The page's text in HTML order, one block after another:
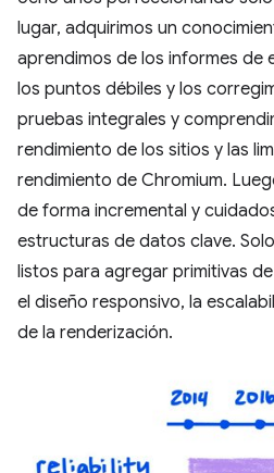
lugar, adquirimos un
aprendimos de los informes de
los puntos débiles y los
pruebas integrales y
rendimiento de los sitios y las
rendimiento de Chromium.
de forma incremental y
estructuras de datos clave.
listos para agregar primitivas
el diseño responsivo, la
de la renderización.